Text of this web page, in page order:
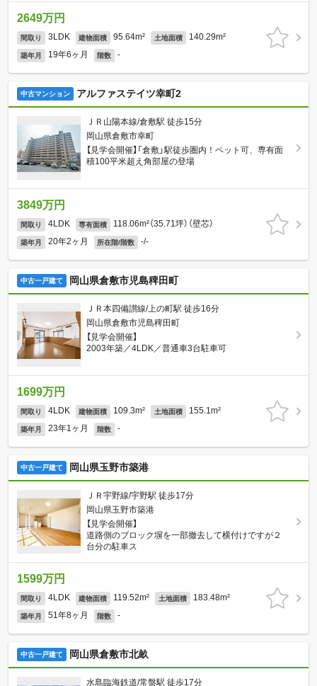
2649万円
間取り 3LDK 建物面積 95.64m² 土地面積 140.29m²
築年月 19年6ヶ月 階数 -
中古マンション アルファステイツ幸町2
ＪＲ山陽本線/倉敷駅 徒歩15分
岡山県倉敷市幸町
【見学会開催】「倉敷」駅徒歩圏内！ペット可、専有面
積100平米超え角部屋の登場
3849万円
間取り 4LDK 専有面積 118.06m²（35.71坪）（壁芯）
築年月 20年2ヶ月 所在階/階数 -/-
中古一戸建て 岡山県倉敷市児島稗田町
ＪＲ本四備讃線/上の町駅 徒歩16分
岡山県倉敷市児島稗田町
【見学会開催】
2003年築／4LDK／普通車3台駐車可
1699万円
間取り 4LDK 建物面積 109.3m² 土地面積 155.1m²
築年月 23年1ヶ月 階数 -
中古一戸建て 岡山県玉野市築港
ＪＲ宇野線/宇野駅 徒歩17分
岡山県玉野市築港
【見学会開催】
道路側のブロック塀を一部撤去して横付けですが２
台分の駐車ス
1599万円
間取り 4LDK 建物面積 119.52m² 土地面積 183.48m²
築年月 51年8ヶ月 階数 -
中古一戸建て 岡山県倉敷市北畝
水島臨海鉄道/常盤駅 徒歩17分